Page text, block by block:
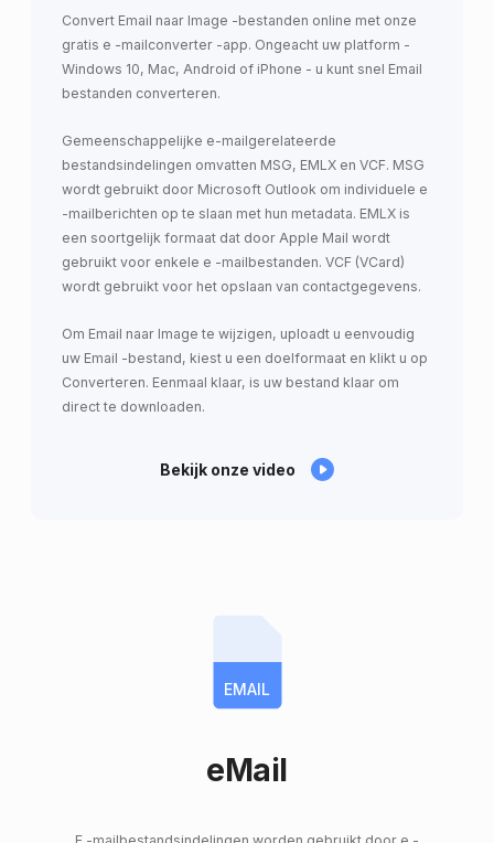
Convert Email naar Image -bestanden online met onze
gratis e -mailconverter -app. Ongeacht uw platform -
Windows 10, Mac, Android of iPhone - u kunt snel Email
bestanden converteren.
Gemeenschappelijke e-mailgerelateerde
bestandsindelingen omvatten MSG, EMLX en VCF. MSG
wordt gebruikt door Microsoft Outlook om individuele e
-mailberichten op te slaan met hun metadata. EMLX is
een soortgelijk formaat dat door Apple Mail wordt
gebruikt voor enkele e -mailbestanden. VCF (VCard)
wordt gebruikt voor het opslaan van contactgegevens.
Om Email naar Image te wijzigen, uploadt u eenvoudig
uw Email -bestand, kiest u een doelformaat en klikt u op
Converteren. Eenmaal klaar, is uw bestand klaar om
direct te downloaden.
Bekijk onze video
EMAIL
eMail